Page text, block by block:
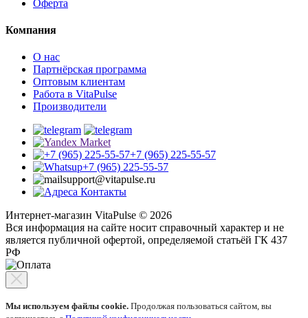
Оферта
Компания
О нас
Партнёрская программа
Оптовым клиентам
Работа в VitaPulse
Производители
+7 (965) 225-55-57
+7 (965) 225-55-57
support@vitapulse.ru
Контакты
Интернет-магазин VitaPulse © 2026
Вся информация на сайте носит справочный характер и не
является публичной офертой, определяемой статьёй ГК 437
РФ
Мы используем файлы cookie. Продолжая пользоваться сайтом, вы